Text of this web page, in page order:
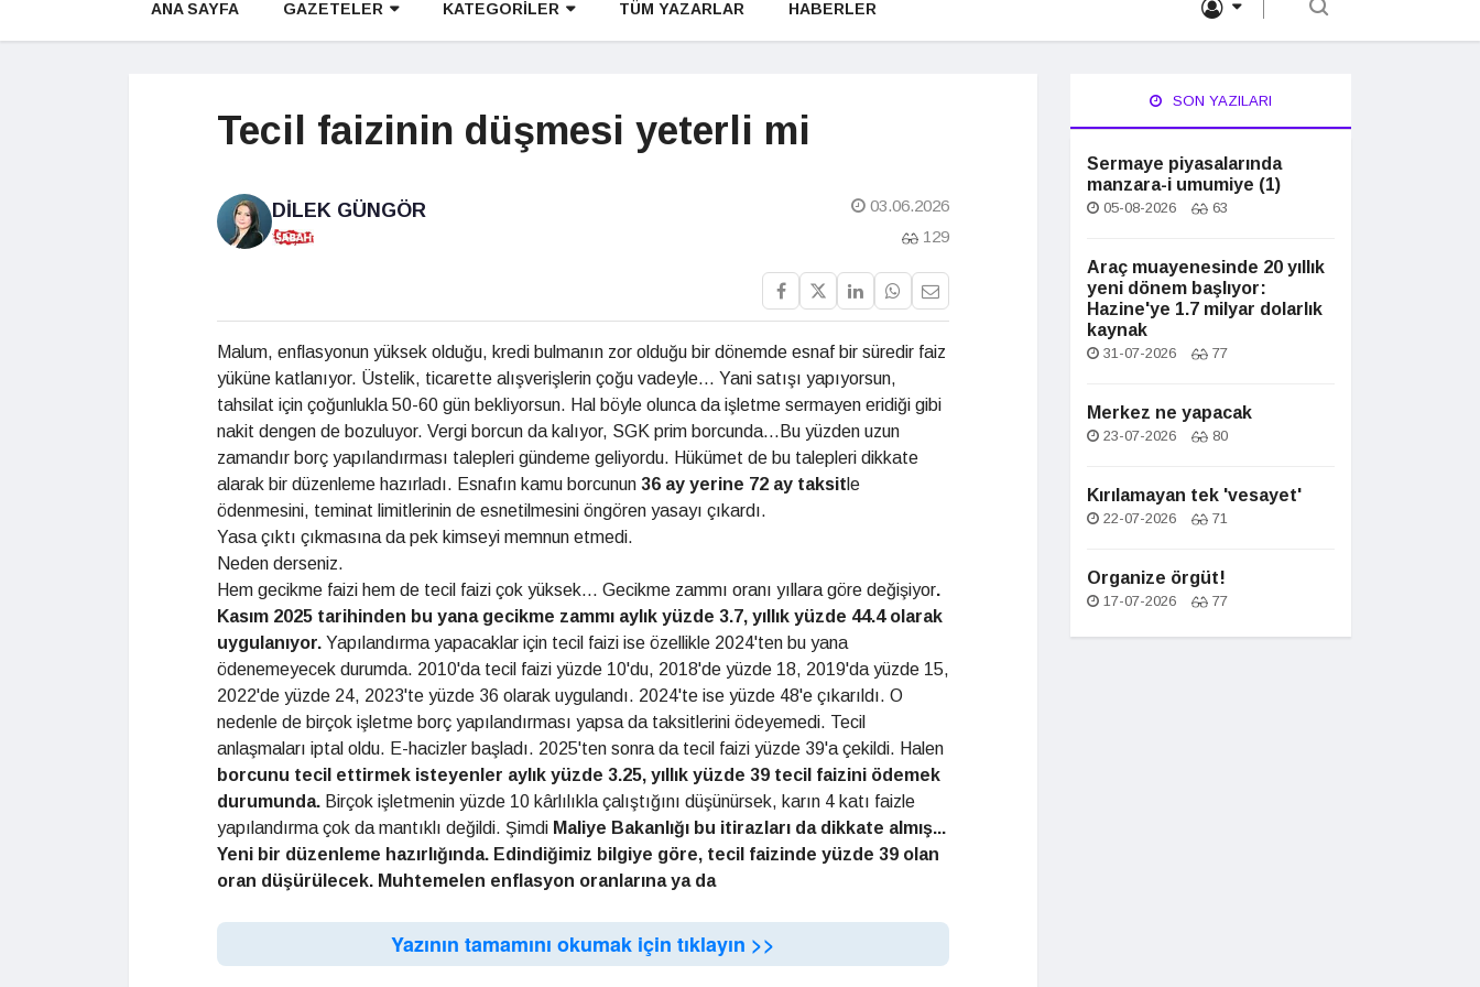
ANA SAYFA GAZETELER KATEGORİLER TÜM YAZARLAR HABERLER
Tecil faizinin düşmesi yeterli mi
DILEK GÜNGÖR
03.06.2026
129
Malum, enflasyonun yüksek olduğu, kredi bulmanın zor olduğu bir dönemde esnaf bir süredir faiz
yüküne katlanıyor. Üstelik, ticarette alışverişlerin çoğu vadeyle... Yani satışı yapıyorsun,
tahsilat için çoğunlukla 50-60 gün bekliyorsun. Hal böyle olunca da işletme sermayen eridiği gibi
nakit dengen de bozuluyor. Vergi borcun da kalıyor, SGK prim borcunda...Bu yüzden uzun
zamandır borç yapılandırması talepleri gündeme geliyordu. Hükümet de bu talepleri dikkate
alarak bir düzenleme hazırladı. Esnafın kamu borcunun 36 ay yerine 72 ay taksit le
ödenmesini, teminat limitlerinin de esnetilmesini öngören yasayı çıkardı.
Yasa çıktı çıkmasına da pek kimseyi memnun etmedi.
Neden derseniz.
Hem gecikme faizi hem de tecil faizi çok yüksek... Gecikme zammı oranı yıllara göre değişiyor.
Kasım 2025 tarihinden bu yana gecikme zammı aylık yüzde 3.7, yıllık yüzde 44.4 olarak
uygulanıyor. Yapılandırma yapacaklar için tecil faizi ise özellikle 2024'ten bu yana
ödenemeyecek durumda. 2010'da tecil faizi yüzde 10'du, 2018'de yüzde 18, 2019'da yüzde 15,
2022'de yüzde 24, 2023'te yüzde 36 olarak uygulandı. 2024'te ise yüzde 48'e çıkarıldı. O
nedenle de birçok işletme borç yapılandırması yapsa da taksitlerini ödeyemedi. Tecil
anlaşmaları iptal oldu. E-hacizler başladı. 2025'ten sonra da tecil faizi yüzde 39'a çekildi. Halen
borcunu tecil ettirmek isteyenler aylık yüzde 3.25, yıllık yüzde 39 tecil faizini ödemek
durumunda. Birçok işletmenin yüzde 10 kârlılıkla çalıştığını düşünürsek, karın 4 katı faizle
yapılandırma çok da mantıklı değildi. Şimdi Maliye Bakanlığı bu itirazları da dikkate almış...
Yeni bir düzenleme hazırlığında. Edindiğimiz bilgiye göre, tecil faizinde yüzde 39 olan
oran düşürülecek. Muhtemelen enflasyon oranlarına ya da
Yazının tamamını okumak için tıklayın >>
SON YAZILARI
Sermaye piyasalarında
manzara-i umumiye (1)
05-08-2026 63
Araç muayenesinde 20 yıllık
yeni dönem başlıyor:
Hazine'ye 1.7 milyar dolarlık
kaynak
31-07-2026 77
Merkez ne yapacak
23-07-2026 80
Kırılamayan tek 'vesayet'
22-07-2026 71
Organize örgüt!
17-07-2026 77